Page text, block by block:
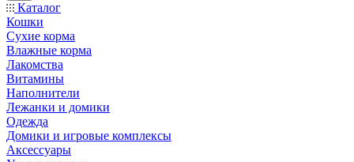
Каталог
Кошки
Сухие корма
Влажные корма
Лакомства
Витамины
Наполнители
Лежанки и домики
Одежда
Домики и игровые комплексы
Аксессуары